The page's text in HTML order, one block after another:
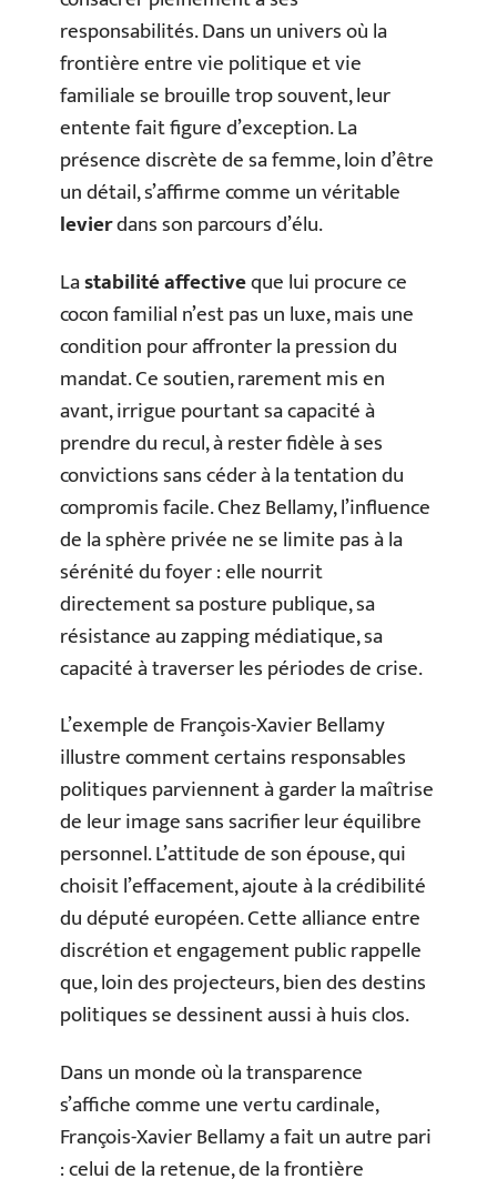
responsabilités. Dans un univers où la
frontière entre vie politique et vie
familiale se brouille trop souvent, leur
entente fait figure d’exception. La
présence discrète de sa femme, loin d’être
un détail, s’affirme comme un véritable
levierdans son parcours d’élu.
Lastabilité affectiveque lui procure ce
cocon familial n’est pas un luxe, mais une
condition pour affronter la pression du
mandat. Ce soutien, rarement mis en
avant, irrigue pourtant sa capacité à
prendre du recul, à rester fidèle à ses
convictions sans céder à la tentation du
compromis facile. Chez Bellamy, l’influence
de la sphère privée ne se limite pas à la
sérénité du foyer : elle nourrit
directement sa posture publique, sa
résistance au zapping médiatique, sa
capacité à traverser les périodes de crise.
L’exemple de François-Xavier Bellamy
illustre comment certains responsables
politiques parviennent à garder la maîtrise
de leur image sans sacrifier leur équilibre
personnel. L’attitude de son épouse, qui
choisit l’effacement, ajoute à la crédibilité
du député européen. Cette alliance entre
discrétion et engagement public rappelle
que, loin des projecteurs, bien des destins
politiques se dessinent aussi à huis clos.
Dans un monde où la transparence
s’affiche comme une vertu cardinale,
François-Xavier Bellamy a fait un autre pari
: celui de la retenue, de la frontière